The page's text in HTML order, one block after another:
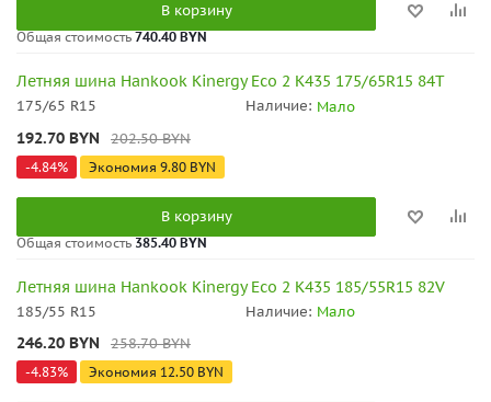
В корзину
Общая стоимость 740.40 BYN
Летняя шина Hankook Kinergy Eco 2 K435 175/65R15 84T
175/65 R15 Наличие: Мало
192.70 BYN 202.50BYN
-4.84% Экономия 9.80 BYN
В корзину
Общая стоимость385.40 BYN
Летняя шина Hankook Kinergy Eco 2 K435 185/55R15 82V
185/55 R15 Наличие: Мало
246.20 BYN 258.70BYN
-4.83% Экономия 12.50 BYN